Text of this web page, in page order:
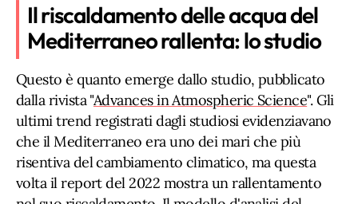
Il riscaldamento delle acqua del
Mediterraneo rallenta: lo studio
Questo è quanto emerge dallo studio, pubblicato
dalla rivista "Advances in Atmospheric Science". Gli
ultimi trend registrati dagli studiosi evidenziavano
che il Mediterraneo era uno dei mari che più
risentiva del cambiamento climatico, ma questa
volta il report del 2022 mostra un rallentamento